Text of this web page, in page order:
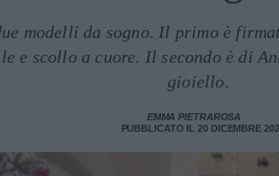
modelli da sogno. Il primo è
e scollo a cuore. Il secondo è di
gioiello.
EMMA PIETRAROSA
PUBBLICATO IL 20 DICEMBRE